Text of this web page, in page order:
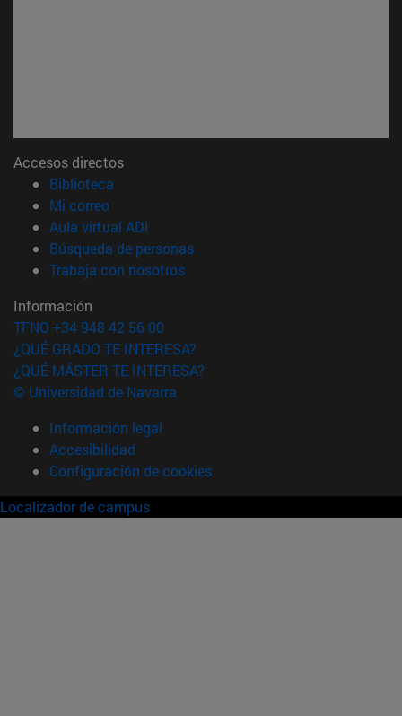
Accesos directos
Biblioteca
Mi correo(abre en nueva ventana)
Aula virtual ADI
Búsqueda de personas(abre en nueva ventana)
Trabaja con nosotros(abre en nueva ventana)
Información
TFNO +34 948 42 56 00
¿QUÉ GRADO TE INTERESA?
¿QUÉ MÁSTER TE INTERESA?
© Universidad de Navarra
Información legal
Accesibilidad
Configuración de cookies
Localizador de campus